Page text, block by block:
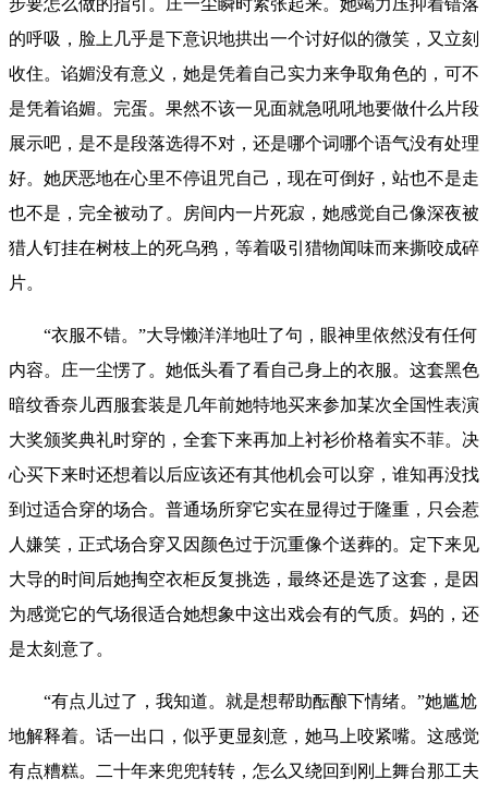
的呼吸，脸上几乎是下意识地拱出一个讨好似的微笑，又立刻
收住。谄媚没有意义，她是凭着自己实力来争取角色的，可不
是凭着谄媚。完蛋。果然不该一见面就急吼吼地要做什么片段
展示吧，是不是段落选得不对，还是哪个词哪个语气没有处理
好。她厌恶地在心里不停诅咒自己，现在可倒好，站也不是走
也不是，完全被动了。房间内一片死寂，她感觉自己像深夜被
猎人钉挂在树枝上的死乌鸦，等着吸引猎物闻味而来撕咬成碎
片。
“衣服不错。”大导懒洋洋地吐了句，眼神里依然没有任何
内容。庄一尘愣了。她低头看了看自己身上的衣服。这套黑色
暗纹香奈儿西服套装是几年前她特地买来参加某次全国性表演
大奖颁奖典礼时穿的，全套下来再加上衬衫价格着实不菲。决
心买下来时还想着以后应该还有其他机会可以穿，谁知再没找
到过适合穿的场合。普通场所穿它实在显得过于隆重，只会惹
人嫌笑，正式场合穿又因颜色过于沉重像个送葬的。定下来见
大导的时间后她掏空衣柜反复挑选，最终还是选了这套，是因
为感觉它的气场很适合她想象中这出戏会有的气质。妈的，还
是太刻意了。
“有点儿过了，我知道。就是想帮助酝酿下情绪。”她尴尬
地解释着。话一出口，似乎更显刻意，她马上咬紧嘴。这感觉
有点糟糕。二十年来兜兜转转，怎么又绕回到刚上舞台那工夫